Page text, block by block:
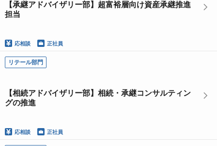
【承継アドバイザリー部】超富裕層向け資産承継推進
担当
応相談 正社員
リテール部門
【相続アドバイザリー部】相続・承継コンサルティン
グの推進
応相談 正社員